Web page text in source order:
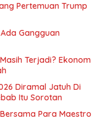
Pertemuan Trump
Gangguan
Terjadi? Ekonom
Diramal Jatuh Di
Itu Sorotan
Para Maestro